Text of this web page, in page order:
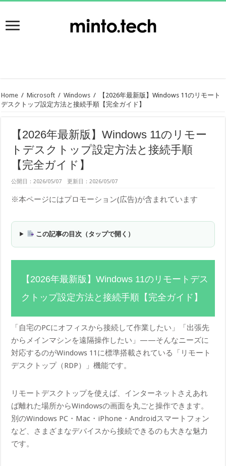
Home / Microsoft / Windows /
【2026年最新版】Windows 11のリモート
デスクトップ設定方法と接続手順【完全ガイド】
【2026年最新版】Windows 11のリモー
トデスクトップ設定方法と接続手順
【完全ガイド】
公開日：2026/05/07 更新日：2026/05/07
※本ページにはプロモーション(広告)が含まれています
この記事の目次（タップで開く）
【2026年最新版】Windows 11のリモートデス
クトップ設定方法と接続手順【完全ガイド】
「自宅のPCにオフィスから接続して作業したい」「出張先
からメインマシンを遠隔操作したい」——そんなニーズに
対応するのがWindows 11に標準搭載されている「リモート
デスクトップ（RDP）」機能です。
リモートデスクトップを使えば、インターネットさえあれ
ば離れた場所からWindowsの画面を丸ごと操作できます。
別のWindows PC・Mac・iPhone・Androidスマートフォン
など、さまざまなデバイスから接続できるのも大きな魅力
です。